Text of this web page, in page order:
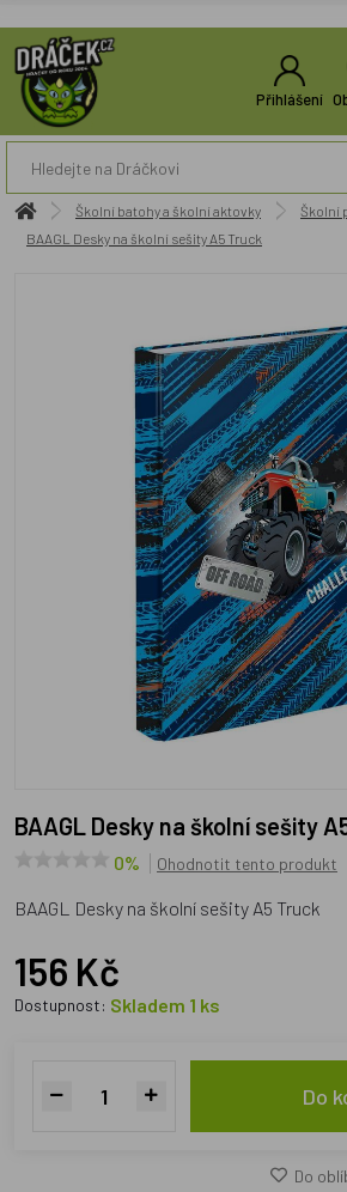
Přihlášení
Školní batohy a školní aktovky
Školní
BAAGL Desky na školní sešity A5 Truck
BAAGL Desky na školní sešity
0% Ohodnotit tento produkt
BAAGL Desky na školní sešity A5 Truck
156 Kč
Dostupnost: Skladem 1 ks
Do
Do